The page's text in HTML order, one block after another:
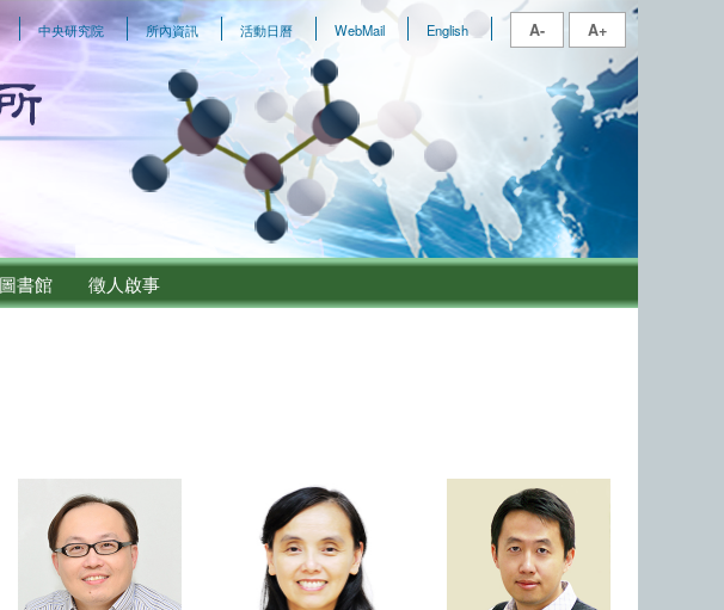
中央研究院 所內資訊 活動日曆 WebMail English A- A+
圖書館 徵人啟事